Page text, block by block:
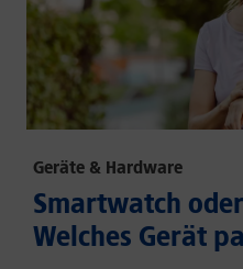
Geräte & Hardware
Smartwatch
Welches Gerät